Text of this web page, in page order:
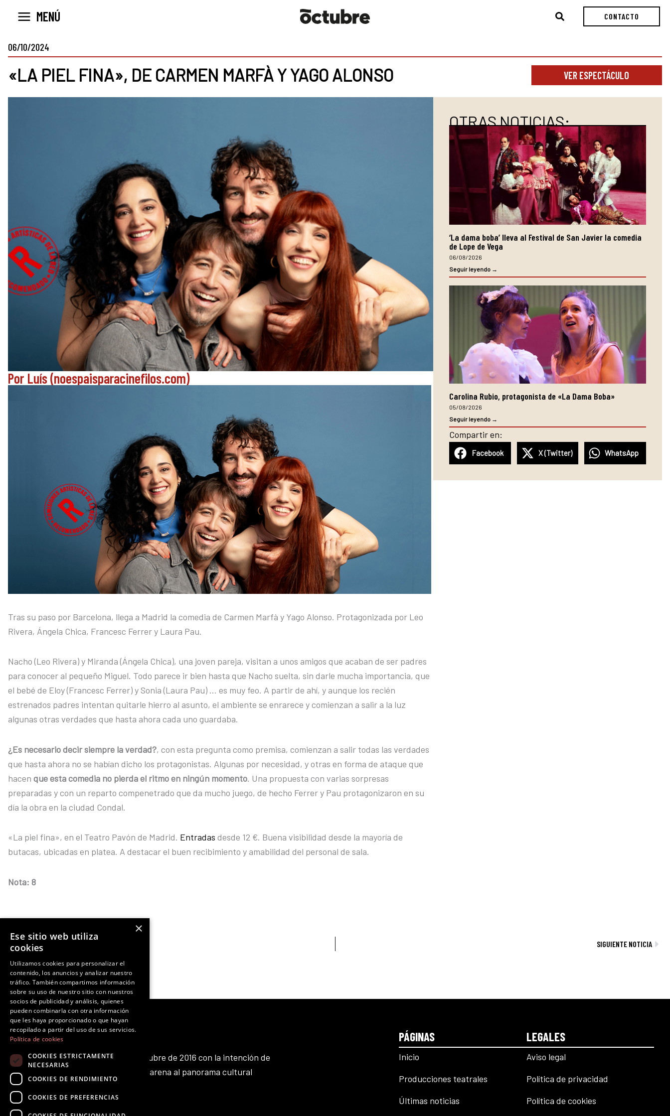
MENÚ Buscar CONTACTO
06/10/2024
«LA PIEL FINA», DE CARMEN MARFÀ Y YAGO ALONSO VER ESPECTÁCULO
Por Luís (noespaisparacinefilos.com)
Tras su paso por Barcelona, llega a Madrid la comedia de Carmen Marfà y Yago Alonso. Protagonizada por Leo
Rivera, Ángela Chica, Francesc Ferrer y Laura Pau.
Nacho (Leo Rivera) y Miranda (Ángela Chica), una joven pareja, visitan a unos amigos que acaban de ser padres
para conocer al pequeño Miguel. Todo parece ir bien hasta que Nacho suelta, sin darle mucha importancia, que
el bebé de Eloy (Francesc Ferrer) y Sonia (Laura Pau) … es muy feo. A partir de ahí, y aunque los recién
estrenados padres intentan quitarle hierro al asunto, el ambiente se enrarece y comienzan a salir a la luz
algunas otras verdades que hasta ahora cada uno guardaba.
¿Es necesario decir siempre la verdad?, con esta pregunta como premisa, comienzan a salir todas las verdades
que hasta ahora no se habían dicho los protagonistas. Algunas por necesidad, y otras en forma de ataque que
hacen que esta comedia no pierda el ritmo en ningún momento. Una propuesta con varias sorpresas
preparadas y con un reparto compenetrado que da mucho juego, de hecho Ferrer y Pau protagonizaron en su
día la obra en la ciudad Condal.
«La piel fina», en el Teatro Pavón de Madrid. Entradas desde 12 €. Buena visibilidad desde la mayoría de
butacas, ubicadas en platea. A destacar el buen recibimiento y amabilidad del personal de sala.
Nota: 8
OTRAS NOTICIAS:
‘La dama boba’ lleva al Festival de San Javier la comedia
de Lope de Vega
06/08/2026
Seguir leyendo →
Carolina Rubio, protagonista de «La Dama Boba»
05/08/2026
Seguir leyendo →
Compartir en:
Facebook X (Twitter) WhatsApp
AntNOTICIA ANTERIOR SIGUIENTE NOTICIA
Octubre Producciones nace en octubre de 2016 con la intención de
aportar nuestro pequeño grano de arena al panorama cultural
existente.
F
a
T
w
I
n
Y
o
L
i
PÁGINAS
Inicio
Producciones teatrales
Últimas noticias
LEGALES
Aviso legal
Política de privacidad
Política de cookies
×
Ese sitio web utiliza
cookies
Utilizamos cookies para personalizar el
contenido, los anuncios y analizar nuestro
tráfico. También compartimos información
sobre su uso de nuestro sitio con nuestros
socios de publicidad y análisis, quienes
pueden combinarla con otra información
que les haya proporcionado o que hayan
recopilado a partir del uso de sus servicios.
Política de cookies
COOKIES ESTRICTAMENTE
NECESARIAS
COOKIES DE RENDIMIENTO
COOKIES DE PREFERENCIAS